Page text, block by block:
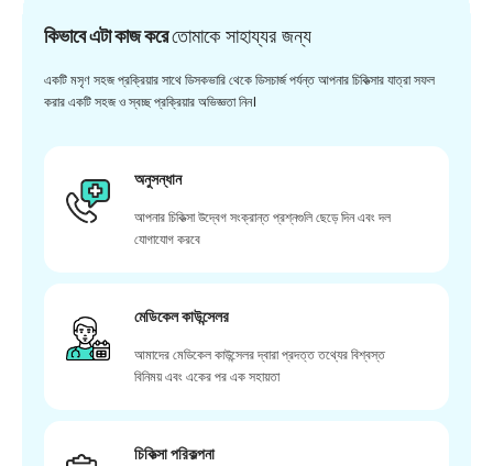
কিভাবে এটা কাজ করেতোমাকে সাহায্যর জন্য
একটি মসৃণ সহজ প্রক্রিয়ার সাথে ডিসকভারি থেকে ডিসচার্জ পর্যন্ত আপনার চিকিত্সার যাত্রা সফল
করার একটি সহজ ও স্বচ্ছ প্রক্রিয়ার অভিজ্ঞতা নিন।
অনুসন্ধান
আপনার চিকিত্সা উদ্বেগ সংক্রান্ত প্রশ্নগুলি ছেড়ে দিন এবং দল
যোগাযোগ করবে
মেডিকেল কাউন্সেলর
আমাদের মেডিকেল কাউন্সেলর দ্বারা প্রদত্ত তথ্যের বিশ্বস্ত
বিনিময় এবং একের পর এক সহায়তা
চিকিত্সা পরিকল্পনা